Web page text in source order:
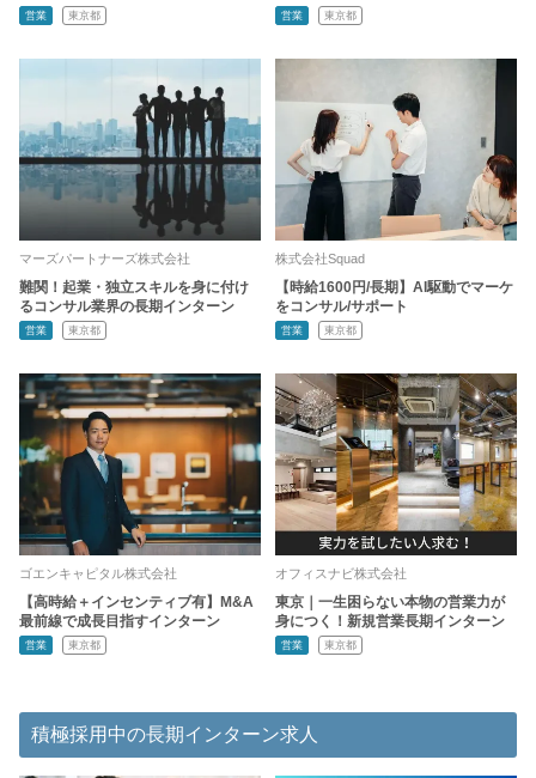
営業 東京都 営業 東京都
マーズパートナーズ株式会社
難関！起業・独立スキルを身に付け
るコンサル業界の長期インターン
営業 東京都
株式会社Squad
【時給1600円/長期】AI駆動でマーケ
をコンサル/サポート
営業 東京都
ゴエンキャピタル株式会社
【高時給＋インセンティブ有】M&A
最前線で成長目指すインターン
営業 東京都
オフィスナビ株式会社
東京｜一生困らない本物の営業力が
身につく！新規営業長期インターン
営業 東京都
積極採用中の長期インターン求人